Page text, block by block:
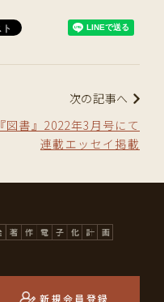
次の記事へ
『図書』2022年3月号にて
連載エッセイ掲載
新規会員登録